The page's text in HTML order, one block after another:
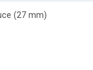
(27 mm)